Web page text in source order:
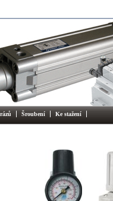
Šroubení Ke stažení